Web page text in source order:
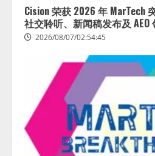
Cision 荣获 2026 年 MarTech
社交聆听、新闻稿发布及 AEO
2026/08/07/02:54:45